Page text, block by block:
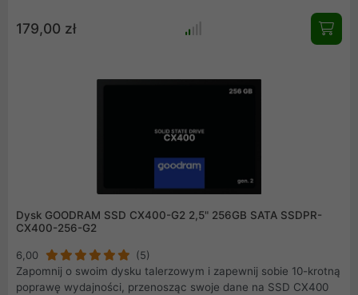
179,00 zł
Dysk GOODRAM SSD CX400-G2 2,5" 256GB SATA SSDPR-
CX400-256-G2
6,00
(5)
Zapomnij o swoim dysku talerzowym i zapewnij sobie 10-krotną
poprawę wydajności, przenosząc swoje dane na SSD CX400